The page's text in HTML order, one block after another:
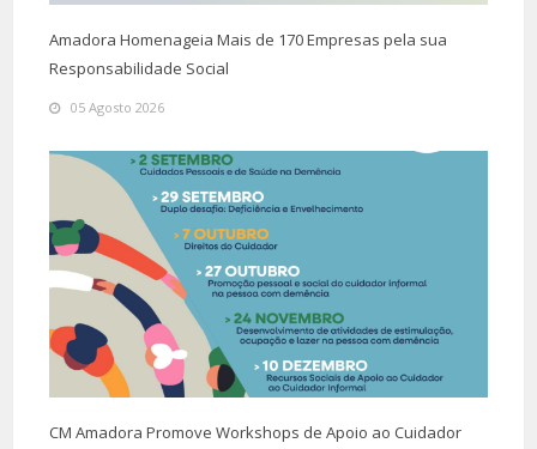
Amadora Homenageia Mais de 170 Empresas pela sua
Responsabilidade Social
05 Agosto 2026
CM Amadora Promove Workshops de Apoio ao Cuidador